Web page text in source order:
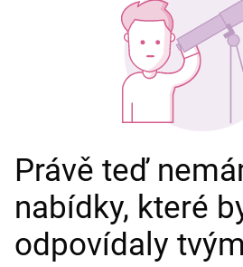
Právě teď
nabídky, které
odpovídaly